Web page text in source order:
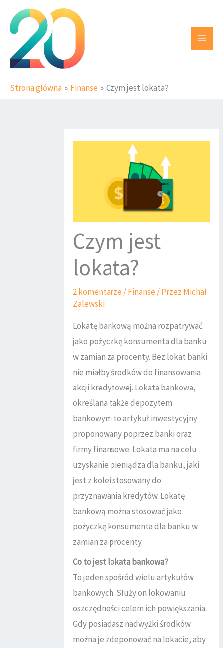
Przejdź
treści
Strona główna Finanse Czym jest lokata?
Czym jest
lokata?
2 komentarze /Finanse / Przez Michał
Zalewski
Lokatę bankową można rozpatrywać
jako pożyczkę konsumenta dla banku
w zamian za procenty. Bez lokat banki
nie miałby środków do finansowania
akcji kredytowej. Lokata bankowa,
określana także depozytem
bankowym to artykuł inwestycyjny
proponowany poprzez banki oraz
firmy finansowe. Lokata ma na celu
uzyskanie pieniądza dla banku, jaki
jest z kolei stosowany do
przyznawania kredytów. Lokatę
bankową można stosować jako
pożyczkę konsumenta dla banku w
zamian za procenty.
Co to jest lokata bankowa?
To jeden spośród wielu artykułów
bankowych. Służy on lokowaniu
oszczędności celem ich powiększania.
Gdy posiadasz nadwyżki środków
można je zdeponować na lokacie, aby